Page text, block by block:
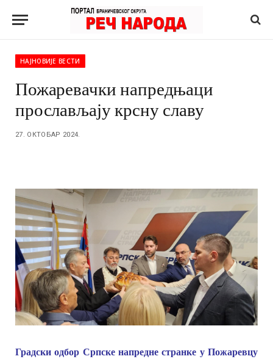
НАЈНОВИЈЕ ВЕСТИ
Пожаревачки напредњаци
прослављају крсну славу
27. ОКТОБАР 2024.
Градски одбор Српске напредне странке у Пожаревцу